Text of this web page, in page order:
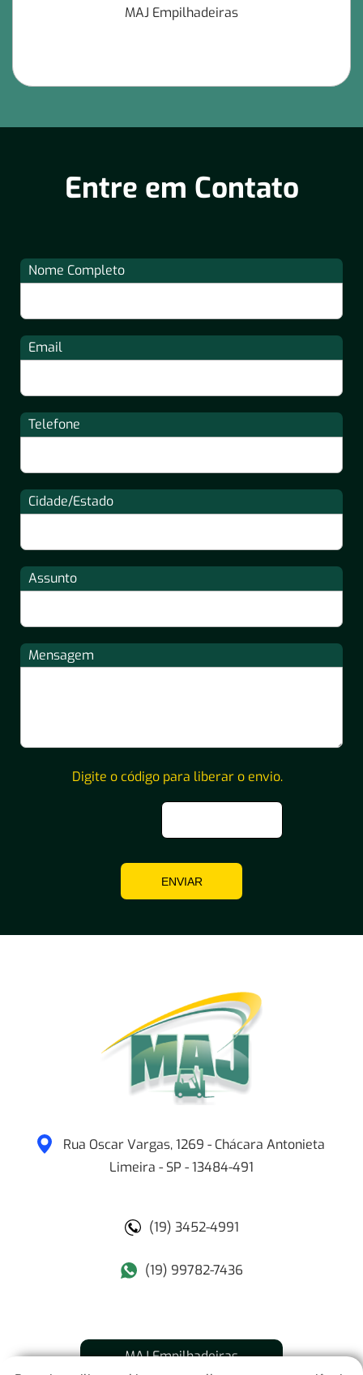
MAJ Empilhadeiras
Entre em Contato
Nome Completo
Email
Telefone
Cidade/Estado
Assunto
Mensagem
Digite o código para liberar o envio.
ENVIAR
Rua Oscar Vargas, 1269 - Chácara Antonieta
Limeira - SP -13484-491
(19) 3452-4991
(19) 99782-7436
MAJ Empilhadeiras